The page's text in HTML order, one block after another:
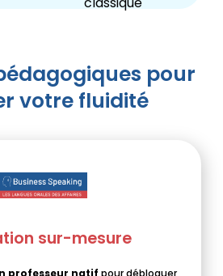
pour
votre fluidité
sur-mesure